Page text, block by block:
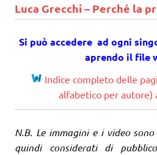
Luca Grecchi– Perché la
Si può accedere ad ogni
aprendo il file
Indice completo delle
alfabetico per autore)
N.B. Le immagini e i video
quindi considerati di